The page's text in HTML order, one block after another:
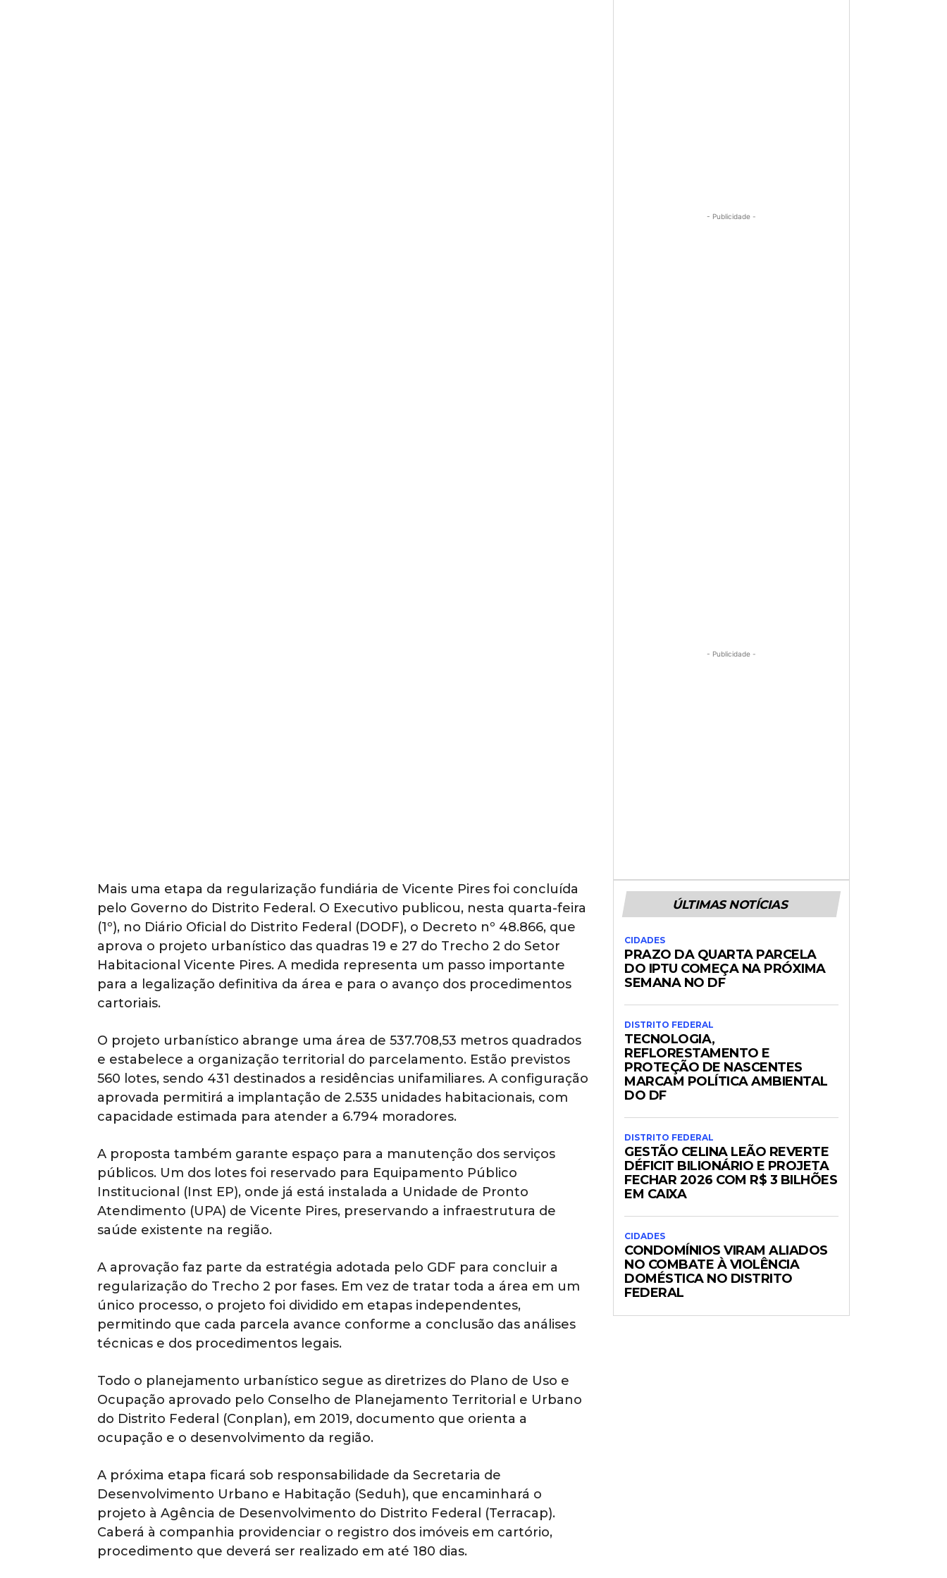
- Publicidade -
- Publicidade -
Mais uma etapa da regularização fundiária de Vicente Pires foi concluída
pelo Governo do Distrito Federal. O Executivo publicou, nesta quarta-feira
(1º), no Diário Oficial do Distrito Federal (DODF), o Decreto nº 48.866, que
aprova o projeto urbanístico das quadras 19 e 27 do Trecho 2 do Setor
Habitacional Vicente Pires. A medida representa um passo importante
para a legalização definitiva da área e para o avanço dos procedimentos
cartoriais.
O projeto urbanístico abrange uma área de 537.708,53 metros quadrados
e estabelece a organização territorial do parcelamento. Estão previstos
560 lotes, sendo 431 destinados a residências unifamiliares. A configuração
aprovada permitirá a implantação de 2.535 unidades habitacionais, com
capacidade estimada para atender a 6.794 moradores.
A proposta também garante espaço para a manutenção dos serviços
públicos. Um dos lotes foi reservado para Equipamento Público
Institucional (Inst EP), onde já está instalada a Unidade de Pronto
Atendimento (UPA) de Vicente Pires, preservando a infraestrutura de
saúde existente na região.
A aprovação faz parte da estratégia adotada pelo GDF para concluir a
regularização do Trecho 2 por fases. Em vez de tratar toda a área em um
único processo, o projeto foi dividido em etapas independentes,
permitindo que cada parcela avance conforme a conclusão das análises
técnicas e dos procedimentos legais.
Todo o planejamento urbanístico segue as diretrizes do Plano de Uso e
Ocupação aprovado pelo Conselho de Planejamento Territorial e Urbano
do Distrito Federal (Conplan), em 2019, documento que orienta a
ocupação e o desenvolvimento da região.
A próxima etapa ficará sob responsabilidade da Secretaria de
Desenvolvimento Urbano e Habitação (Seduh), que encaminhará o
projeto à Agência de Desenvolvimento do Distrito Federal (Terracap).
Caberá à companhia providenciar o registro dos imóveis em cartório,
procedimento que deverá ser realizado em até 180 dias.
ÚLTIMAS NOTÍCIAS
CIDADES
PRAZO DA QUARTA PARCELA
DO IPTU COMEÇA NA PRÓXIMA
SEMANA NO DF
DISTRITO FEDERAL
TECNOLOGIA,
REFLORESTAMENTO E
PROTEÇÃO DE NASCENTES
MARCAM POLÍTICA AMBIENTAL
DO DF
DISTRITO FEDERAL
GESTÃO CELINA LEÃO REVERTE
DÉFICIT BILIONÁRIO E PROJETA
FECHAR 2026 COM R$ 3 BILHÕES
EM CAIXA
CIDADES
CONDOMÍNIOS VIRAM ALIADOS
NO COMBATE À VIOLÊNCIA
DOMÉSTICA NO DISTRITO
FEDERAL